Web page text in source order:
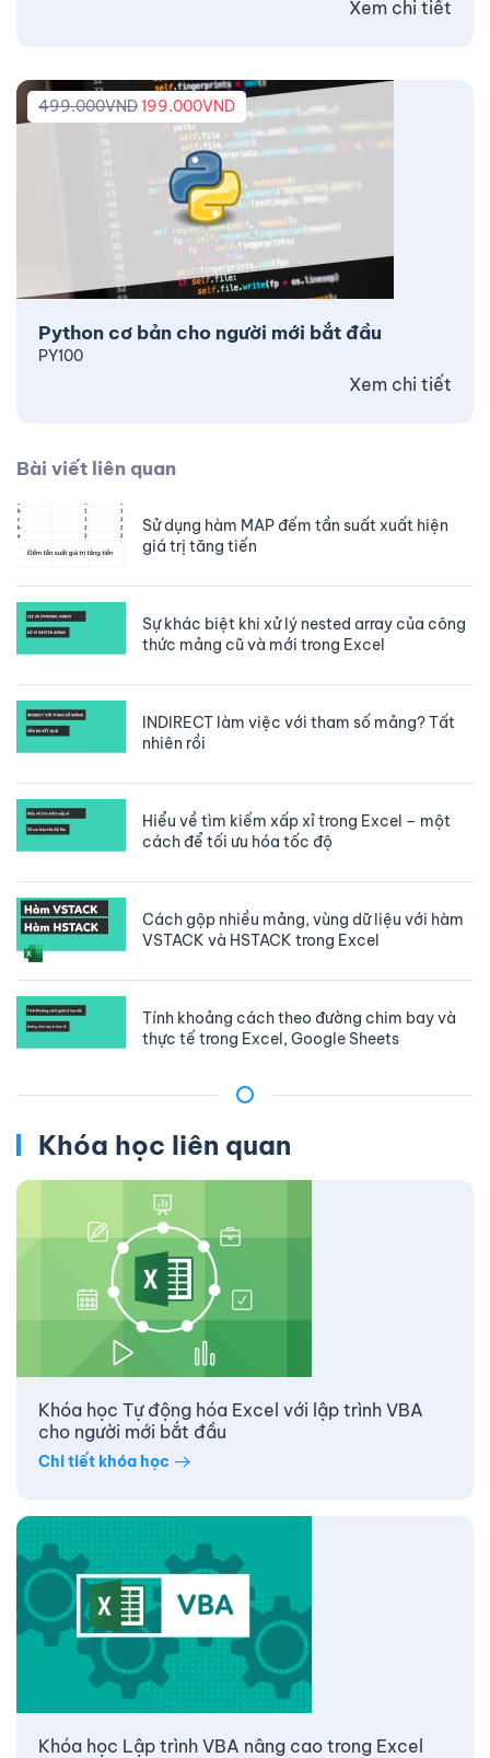
Xem chi tiết
Python cơ bản cho người mới bắt đầu
499.000VND199.000VND
PY100
Xem chi tiết
Bài viết liên quan
Sử dụng hàm MAP đếm tần suất xuất hiện
giá trị tăng tiến
Sự khác biệt khi xử lý nested array của công
thức mảng cũ và mới trong Excel
INDIRECT làm việc với tham số mảng? Tất
nhiên rồi
Hiểu về tìm kiếm xấp xỉ trong Excel – một
cách để tối ưu hóa tốc độ
Cách gộp nhiều mảng, vùng dữ liệu với hàm
VSTACK và HSTACK trong Excel
Tính khoảng cách theo đường chim bay và
thực tế trong Excel, Google Sheets
Khóa học liên quan
Khóa học Tự động hóa Excel với lập trình VBA
cho người mới bắt đầu
Chi tiết khóa học
Khóa học Lập trình VBA nâng cao trong Excel